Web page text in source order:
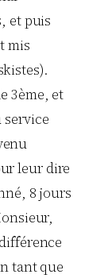
et puis
mis
3ème, et
service
leur dire
8 jours
tant que